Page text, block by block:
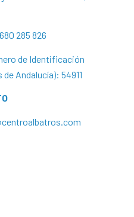
285 826
de Identificación
de Andalucía): 54911